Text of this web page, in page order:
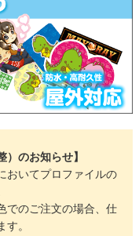
）のお知らせ】
おいてプロファイルの
でのご注文の場合、仕
。